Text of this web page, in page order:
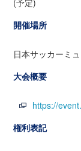
(予定)
開催場所
日本サッカーミ
大会概要
https://
権利表記